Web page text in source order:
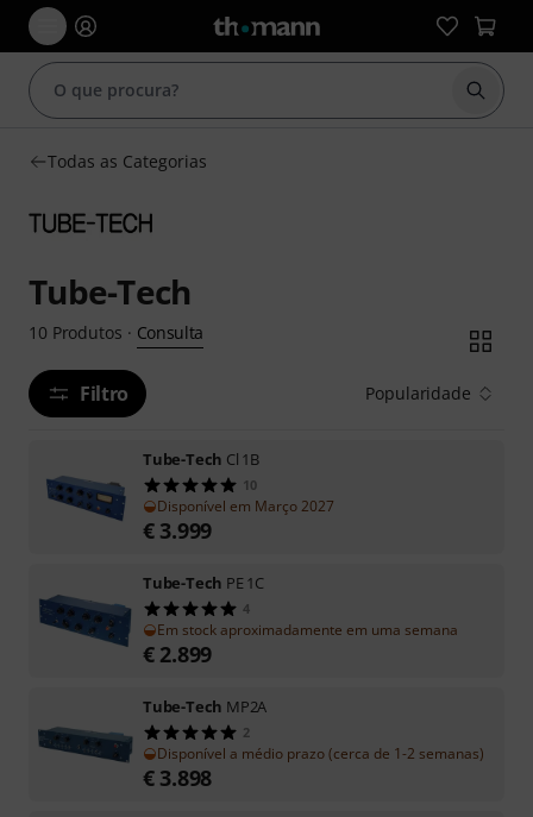
Iniciar
Todas as Categorias
Tube-Tech
10 Produtos · Consulta
Filtro Popularidade
Tube-Tech Cl 1B
10
Disponível em Março 2027
€ 3.999
Tube-Tech PE 1C
4
Em stock aproximadamente em uma semana
€ 2.899
Tube-Tech MP2A
2
Disponível a médio prazo (cerca de 1-2 semanas)
€ 3.898